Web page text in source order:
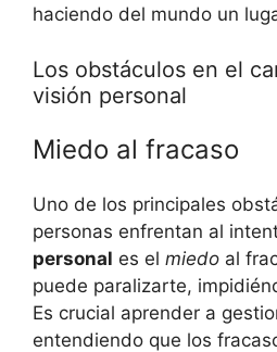
haciendo del mundo un
Los obstáculos en el
visión personal
Miedo al fracaso
Uno de los principales
personas enfrentan al
personal es el miedo al
puede paralizarte,
Es crucial aprender a
entendiendo que los